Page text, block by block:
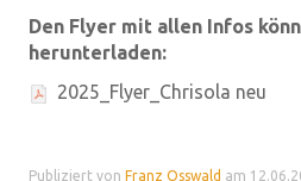
Den Flyer mit allen Infos
herunterladen:
2025_Flyer_Chrisola neu
Publiziert von Franz Osswald am